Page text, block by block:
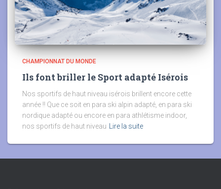
CHAMPIONNAT DU MONDE
Ils font briller le Sport adapté Isérois
Nos sportifs de haut niveau isérois brillent encore cette
année !! Que ce soit en para ski alpin adapté, en para ski
nordique adapté ou encore en para athlétisme indoor,
nos sportifs de haut niveau
Lire la suite